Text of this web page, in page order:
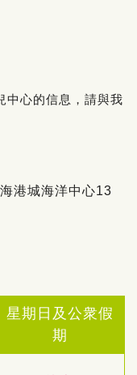
中心的信息，請與我
港城海洋中心13
星期日及公衆假
期